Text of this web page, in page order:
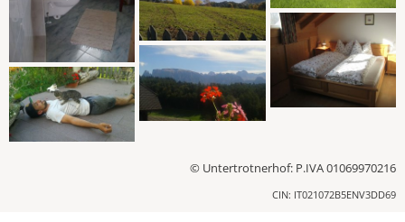
© Untertrotnerhof: P.IVA 01069970216
CIN: IT021072B5ENV3DD69